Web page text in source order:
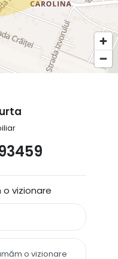
vizionare